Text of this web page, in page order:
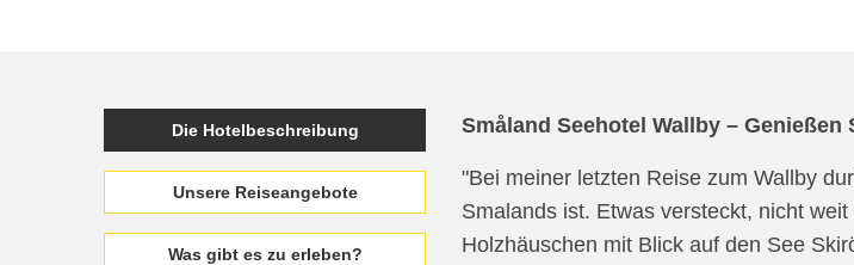
Die Hotelbeschreibung
Unsere Reiseangebote
Was gibt es zu erleben?
Småland Seehotel Wallby – Genießen
"Bei meiner letzten Reise zum Wallby
Smalands ist. Etwas versteckt, nicht
Holzhäuschen mit Blick auf den See